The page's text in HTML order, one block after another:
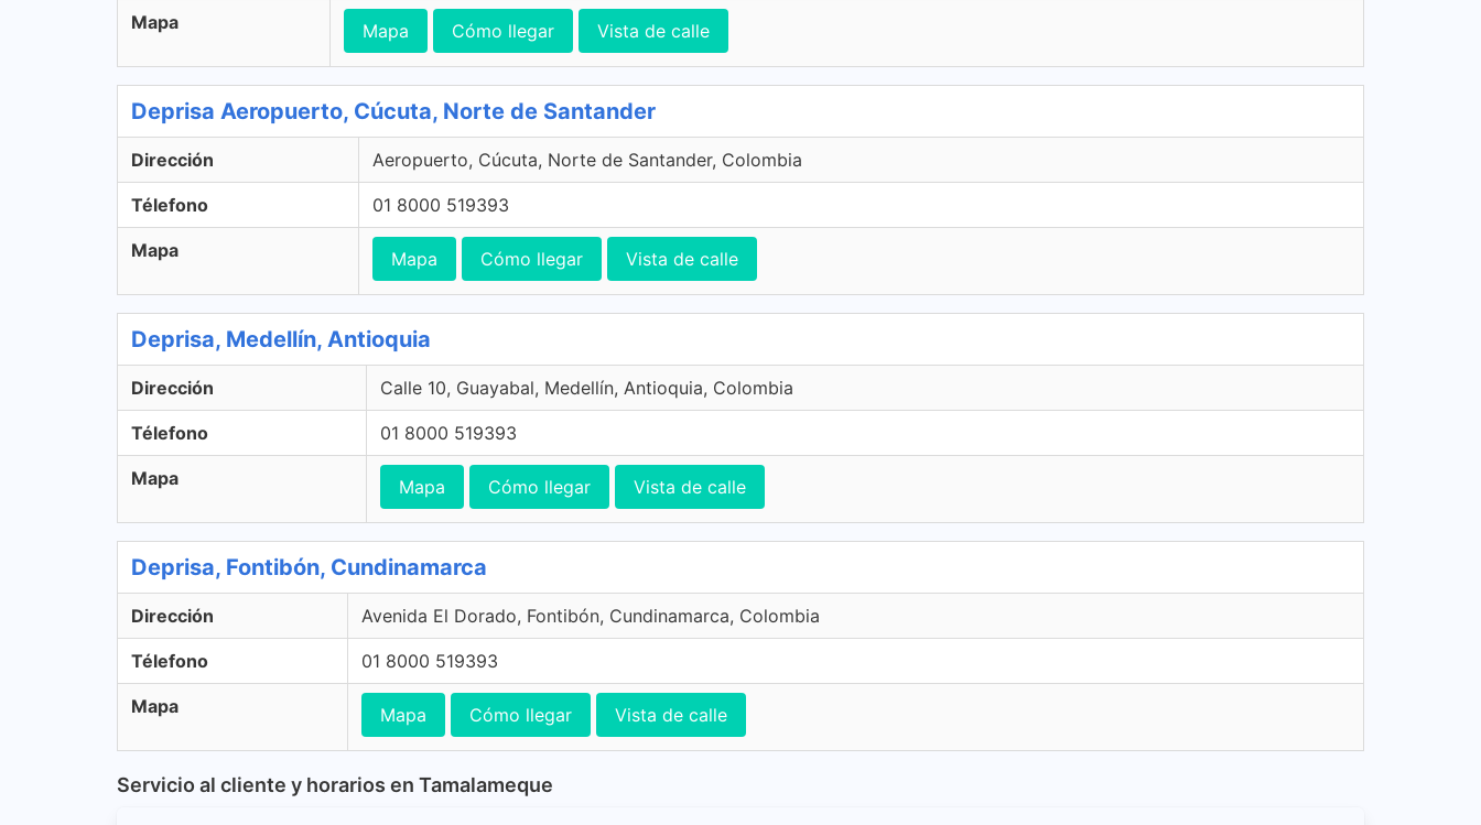
Mapa Mapa Cómo llegar Vista de calle
Deprisa Aeropuerto, Cúcuta, Norte de Santander
Dirección Aeropuerto, Cúcuta, Norte de Santander, Colombia
Télefono 01 8000 519393
Mapa Mapa Cómo llegar Vista de calle
Deprisa, Medellín, Antioquia
Dirección Calle 10, Guayabal, Medellín, Antioquia, Colombia
Télefono 01 8000 519393
Mapa Mapa Cómo llegar Vista de calle
Deprisa, Fontibón, Cundinamarca
Dirección Avenida El Dorado, Fontibón, Cundinamarca, Colombia
Télefono 01 8000 519393
Mapa Mapa Cómo llegar Vista de calle
Servicio al cliente y horarios en Tamalameque